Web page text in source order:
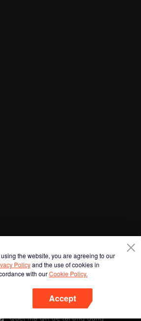
using the website, you are agreeing to our
Policyand the use of cookies in
with ourCookie Policy.
Accept
Quét mã QR để tải ứng dụng